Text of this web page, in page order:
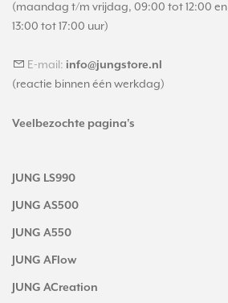
(maandag t/m vrijdag, 09:00 tot 12:00 en
13:00 tot 17:00 uur)
E-mail: info@jungstore.nl
(reactie binnen één werkdag)
Veelbezochte pagina's
JUNG LS990
JUNG AS500
JUNG A550
JUNG AFlow
JUNG ACreation